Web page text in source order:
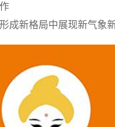
成新格局中展现新气象